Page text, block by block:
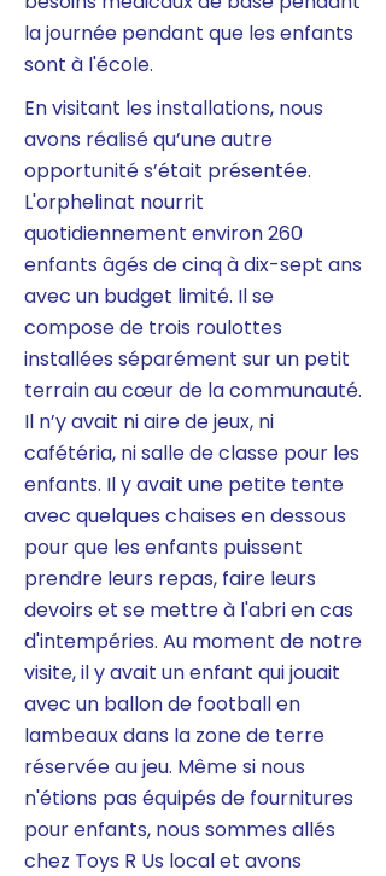
la journée pendant que les enfants
sont à l'école.
En visitant les installations, nous
avons réalisé qu’une autre
opportunité s’était présentée.
L'orphelinat nourrit
quotidiennement environ 260
enfants âgés de cinq à dix-sept ans
avec un budget limité. Il se
compose de trois roulottes
installées séparément sur un petit
terrain au cœur de la communauté.
Il n’y avait ni aire de jeux, ni
cafétéria, ni salle de classe pour les
enfants. Il y avait une petite tente
avec quelques chaises en dessous
pour que les enfants puissent
prendre leurs repas, faire leurs
devoirs et se mettre à l'abri en cas
d'intempéries. Au moment de notre
visite, il y avait un enfant qui jouait
avec un ballon de football en
lambeaux dans la zone de terre
réservée au jeu. Même si nous
n'étions pas équipés de fournitures
pour enfants, nous sommes allés
chez Toys R Us local et avons